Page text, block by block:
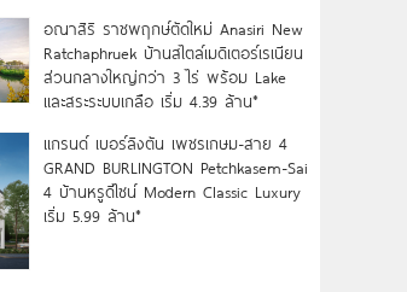
อณาสิริ ราชพฤกษ์ตัดใหม่ Anasiri New
Ratchaphruek บ้านสไตล์เมดิเตอร์เรเนียน
ส่วนกลางใหญ่กว่า 3 ไร่ พร้อม Lake
และสระระบบเกลือ เริ่ม 4.39 ล้าน*
แกรนด์ เบอร์ลิงตัน เพชรเกษม-สาย 4
GRAND BURLINGTON Petchkasem-Sai
4 บ้านหรูดีไซน์ Modern Classic Luxury
เริ่ม 5.99 ล้าน*